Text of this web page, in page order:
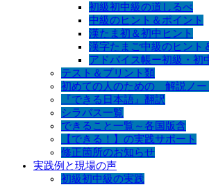
初級初中級の道しるべ
中級のヒント＆ポイント
漢たま初＆初中ヒント
漢字たまご中級のヒント
アドバイス帳ー初級・初
テスト＆プリント類
初めての人のための 解説ノー
『できる日本語』翻訳
シラバス一覧
できること一覧～各国版含
【できる！】の実践サポート
修正箇所のお知らせ
実践例と現場の声
初級初中級の実践